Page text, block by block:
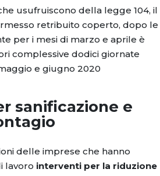
usufruiscono della legge 104, il
retribuito coperto, dopo le
per i mesi di marzo e aprile è
complessive dodici giornate
e giugno 2020
sanificazione e
delle imprese che hanno
lavoro interventi per la riduzione